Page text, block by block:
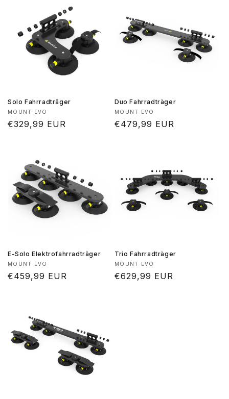
Solo Fahrradträger
Anbieter:
MOUNT EVO
Normaler
€329,99 EUR
Duo Fahrradträger
Anbieter:
MOUNT EVO
Normaler
€479,99 EUR
E-Solo Elektrofahrradträger
Anbieter:
MOUNT EVO
Normaler
€459,99 EUR
Trio Fahrradträger
Anbieter:
MOUNT EVO
Normaler
€629,99 EUR